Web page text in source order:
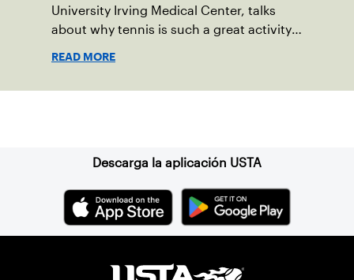
University Irving Medical Center, talks
about why tennis is such a great activity
READ MORE
Descarga la aplicación USTA